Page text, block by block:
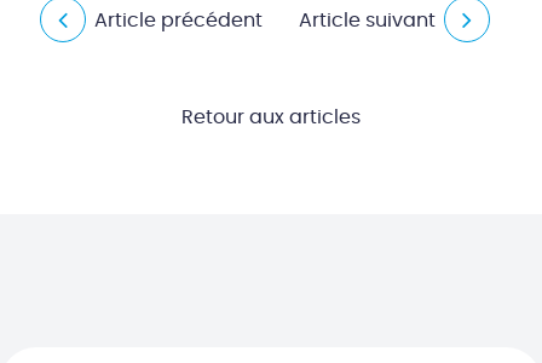
Article précédent Article suivant
Retour aux articles